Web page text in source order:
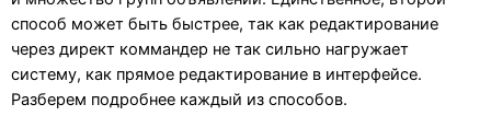
способ может быть быстрее, так как редактирование
через директ коммандер не так сильно нагружает
систему, как прямое редактирование в интерфейсе.
Разберем подробнее каждый из способов.